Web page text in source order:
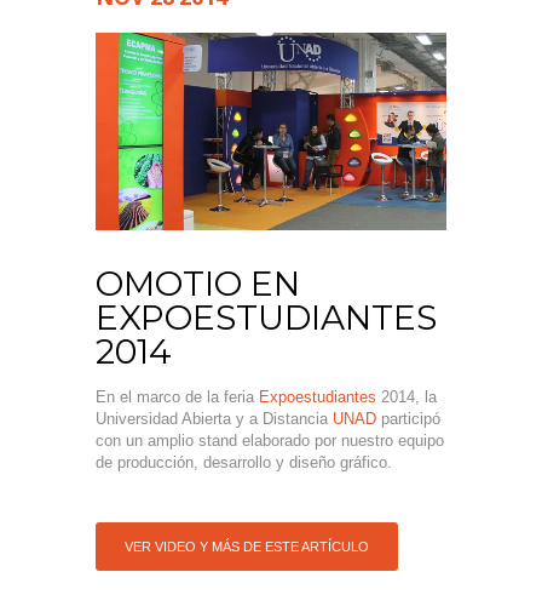
OMOTIO EN
EXPOESTUDIANTES
2014
En el marco de la feria Expoestudiantes 2014, la
Universidad Abierta y a Distancia UNAD participó
con un amplio stand elaborado por nuestro equipo
de producción, desarrollo y diseño gráfico.
VER VIDEO Y MÁS DE ESTE ARTÍCULO